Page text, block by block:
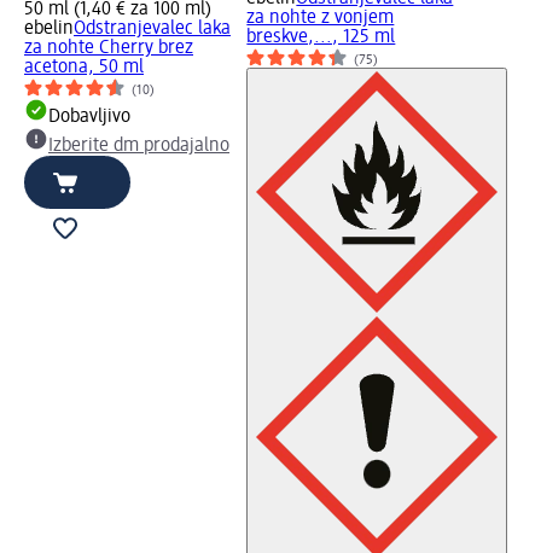
50 ml (1,40 € za 100 ml)
ebelinOdstranjevalec laka
za nohte Cherry brez
acetona, 50 ml
(10)
Dobavljivo
Izberite dm prodajalno
za nohte z vonjem
breskve,..., 125 ml
(75)